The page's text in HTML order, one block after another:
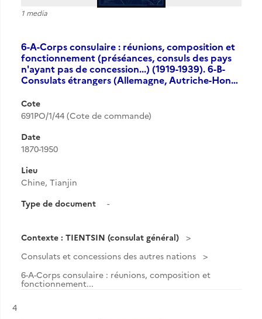
1 media
6-A-Corps consulaire : réunions, composition et
fonctionnement (préséances, consuls des pays
n'ayant pas de concession...) (1919-1939). 6-B-
Consulats étrangers (Allemagne, Autriche-Hon…
Cote
691PO/1/44 (Cote de commande)
Date
1870-1950
Lieu
Chine, Tianjin
Type de document
-
Contexte : TIENTSIN (consulat général)
Consulats et concessions des autres nations
6-A-Corps consulaire : réunions, composition et
fonctionnement...
Résultat n°
4